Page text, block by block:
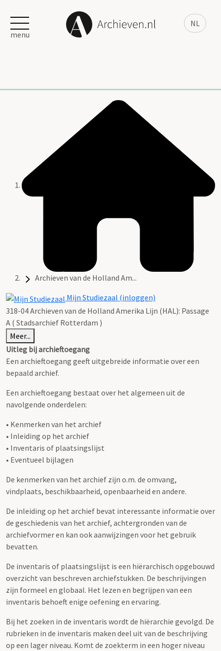
NL
menu
Archieven van de Holland Am...
Mijn Studiezaal (inloggen)
318-04 Archieven van de Holland Amerika Lijn (HAL): Passage
A ( Stadsarchief Rotterdam )
Meer...
Uitleg bij archieftoegang
Een archieftoegang geeft uitgebreide informatie over een
bepaald archief.
Een archieftoegang bestaat over het algemeen uit de
navolgende onderdelen:
• Kenmerken van het archief
• Inleiding op het archief
• Inventaris of plaatsingslijst
• Eventueel bijlagen
De kenmerken van het archief zijn o.m. de omvang,
vindplaats, beschikbaarheid, openbaarheid en andere.
De inleiding op het archief bevat interessante informatie over
de geschiedenis van het archief, achtergronden van de
archiefvormer en kan ook aanwijzingen voor het gebruik
bevatten.
De inventaris of plaatsingslijst is een hiërarchisch opgebouwd
overzicht van beschreven archiefstukken. De beschrijvingen
zijn formeel en globaal. Het lezen en begrijpen van een
inventaris behoeft enige oefening en ervaring.
Bij het zoeken in de inventaris wordt de hiërarchie gevolgd. De
rubrieken in de inventaris maken deel uit van de beschrijving
op een lager niveau. Komt de zoekterm in een hoger niveau